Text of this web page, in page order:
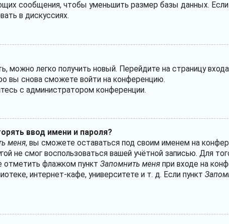
сообщения, чтобы уменьшить размер базы данных.
в дискуссиях.
можно легко получить новый. Перейдите на страницу
вы снова сможете войти на конференцию.
с администратором конференции.
ввод имени и пароля?
меня, вы сможете оставаться под своим именем на
не смог воспользоваться вашей учётной записью. Для
отметить флажком пункт Запомнить меня при входе на
интернет-кафе, университете и т. д. Если пункт